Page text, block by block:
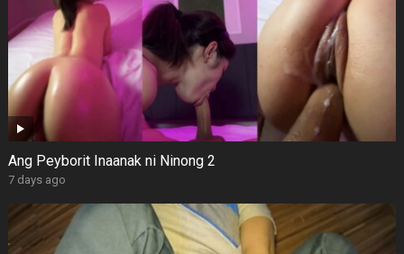
Ang Peyborit Inaanak ni Ninong 2
7 days ago